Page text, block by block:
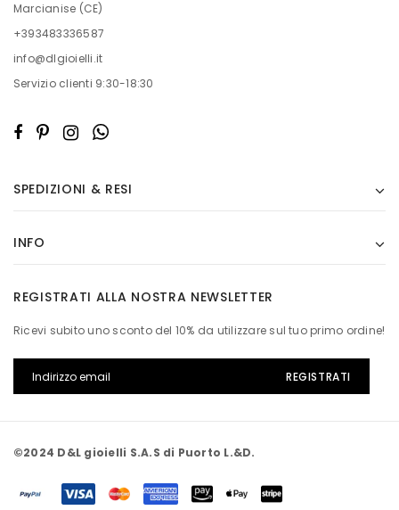
Marcianise (CE)
+393483336587
info@dlgioielli.it
Servizio clienti 9:30-18:30
SPEDIZIONI & RESI
INFO
REGISTRATI ALLA NOSTRA NEWSLETTER
Ricevi subito uno sconto del 10% da utilizzare sul tuo primo ordine!
©2024 D&L gioielli S.A.S di Puorto L.&D.